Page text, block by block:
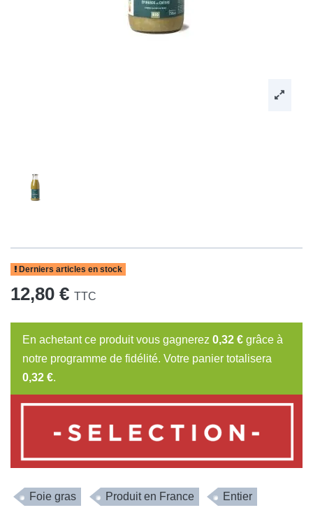
Derniers articles en stock
12,80 € TTC
En achetant ce produit vous gagnerez 0,32 € grâce à
notre programme de fidélité. Votre panier totalisera
0,32 €.
Foie gras Produit en France Entier